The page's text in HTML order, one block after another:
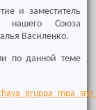
и заместитель
нашего Союза
Василенко.
по данной теме